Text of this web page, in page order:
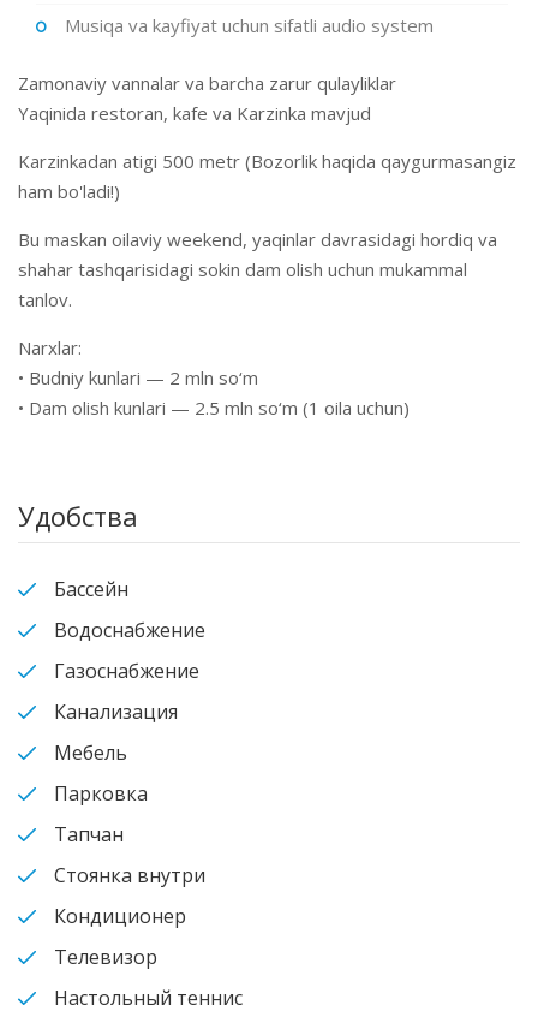
Musiqa va kayfiyat uchun sifatli audio system
Zamonaviy vannalar va barcha zarur qulayliklar
Yaqinida restoran, kafe va Karzinka mavjud
Karzinkadan atigi 500 metr (Bozorlik haqida qaygurmasangiz
ham bo'ladi!)
Bu maskan oilaviy weekend, yaqinlar davrasidagi hordiq va
shahar tashqarisidagi sokin dam olish uchun mukammal
tanlov.
Narxlar:
• Budniy kunlari — 2 mln so‘m
• Dam olish kunlari — 2.5 mln so‘m (1 oila uchun)
Удобства
Бассейн
Водоснабжение
Газоснабжение
Канализация
Мебель
Парковка
Тапчан
Стоянка внутри
Кондиционер
Телевизор
Настольный теннис